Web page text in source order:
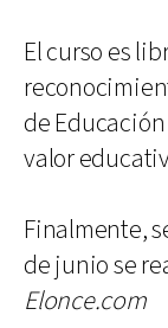
El curso es
de
valor
Finalmente,
de junio se
Elonce.com